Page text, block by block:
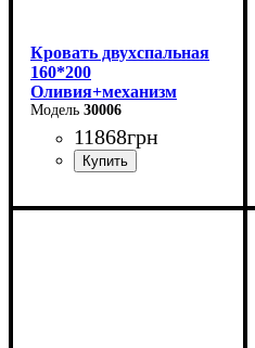
Кровать двухспальная
160*200
Оливия+механизм
(светло-серая)
30006
11868грн
Ширина: 170 см